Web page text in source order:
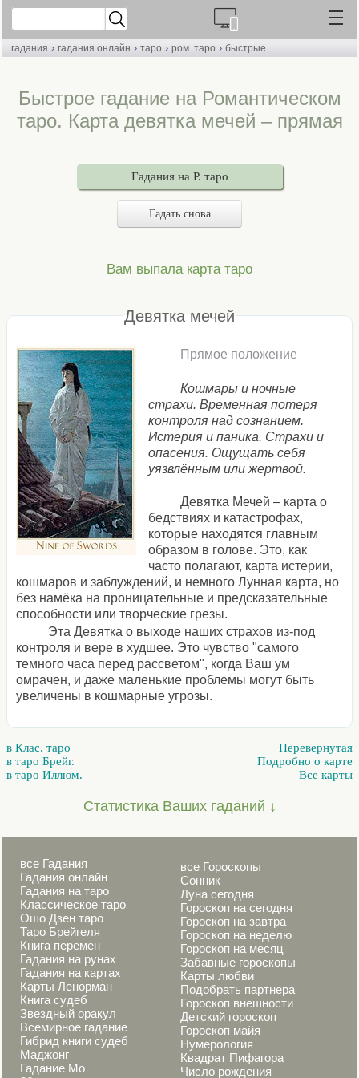
гадания › гадания онлайн › таро › ром. таро › быстрые
Быстрое гадание на Романтическом
таро. Карта девятка мечей – прямая
Гадания на Р. таро
Гадать снова
Вам выпала карта таро
Девятка мечей
Прямое положение
Кошмары и ночные
страхи. Временная потеря
контроля над сознанием.
Истерия и паника. Страхи и
опасения. Ощущать себя
уязвлённым или жертвой.
Девятка Мечей – карта о
бедствиях и катастрофах,
которые находятся главным
образом в голове. Это, как
часто полагают, карта истерии,
кошмаров и заблуждений, и немного Лунная карта, но
без намёка на проницательные и предсказательные
способности или творческие грезы.
Эта Девятка о выходе наших страхов из-под
контроля и вере в худшее. Это чувство "самого
темного часа перед рассветом", когда Ваш ум
омрачен, и даже маленькие проблемы могут быть
увеличены в кошмарные угрозы.
в Клас. таро
в таро Брейг.
в таро Иллюм.
Перевернутая
Подробно о карте
Все карты
Статистика Ваших гаданий ↓
все Гадания
Гадания онлайн
Гадания на таро
Классическое таро
Ошо Дзен таро
Таро Брейгеля
Книга перемен
Гадания на рунах
Гадания на картах
Карты Ленорман
Книга судеб
Звездный оракул
Всемирное гадание
Гибрид книги судеб
Маджонг
Гадание Мо
все Гороскопы
Сонник
Луна сегодня
Гороскоп на сегодня
Гороскоп на завтра
Гороскоп на неделю
Гороскоп на месяц
Забавные гороскопы
Карты любви
Подобрать партнера
Гороскоп внешности
Детский гороскоп
Гороскоп майя
Нумерология
Квадрат Пифагора
Число рождения